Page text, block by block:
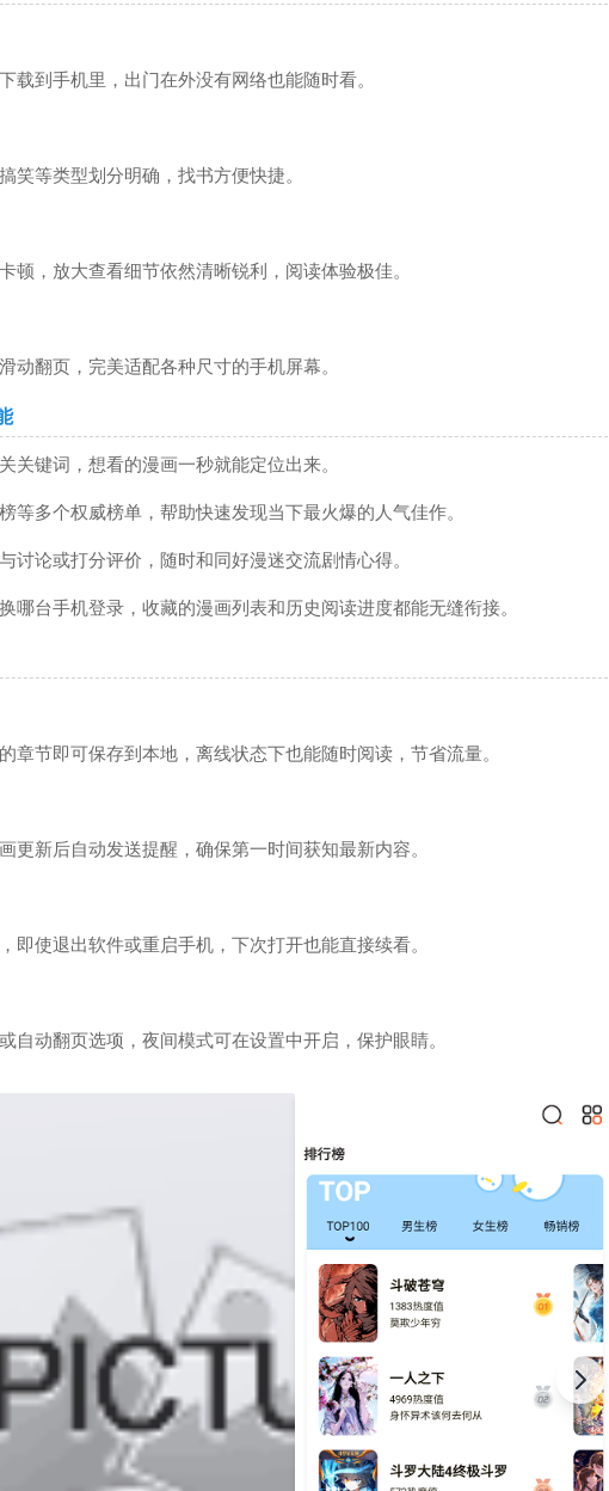
到手机里，出门在外没有网络也能随时看。
笑等类型划分明确，找书方便快捷。
，放大查看细节依然清晰锐利，阅读体验极佳。
翻页，完美适配各种尺寸的手机屏幕。
键词，想看的漫画一秒就能定位出来。
多个权威榜单，帮助快速发现当下最火爆的人气佳作。
论或打分评价，随时和同好漫迷交流剧情心得。
哪台手机登录，收藏的漫画列表和历史阅读进度都能无缝衔接。
节即可保存到本地，离线状态下也能随时阅读，节省流量。
新后自动发送提醒，确保第一时间获知最新内容。
使退出软件或重启手机，下次打开也能直接续看。
动翻页选项，夜间模式可在设置中开启，保护眼睛。